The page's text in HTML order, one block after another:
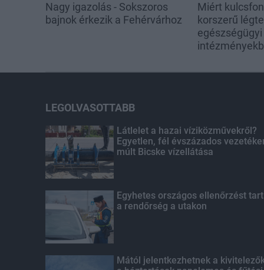
Nagy igazolás - Sokszoros
bajnok érkezik a Fehérvárhoz
Miért
korszerű
egészségügyi
LEGOLVASOTTABB
Látlelet a hazai víziközművekről?
Egyetlen, fél évszázados
múlt Bicske vízellátása
Egyhetes országos ellenőrzést tart
a rendőrség a utakon
Mától jelentkezhetnek a